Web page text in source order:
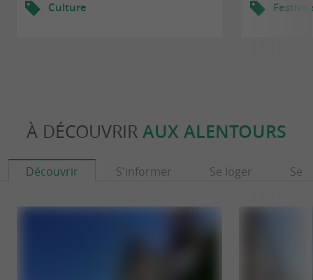
Culture
À DÉCOUVRIR AUX ALENTOURS
Découvrir S'informer Se loger Se